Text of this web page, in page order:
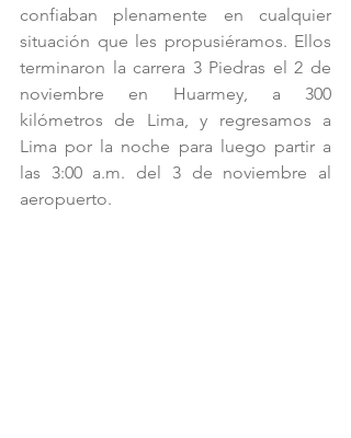
confiaban plenamente en cualquier
situación que les propusiéramos. Ellos
terminaron la carrera 3 Piedras el 2 de
noviembre en Huarmey, a 300
kilómetros de Lima, y regresamos a
Lima por la noche para luego partir a
las 3:00 a.m. del 3 de noviembre al
aeropuerto.